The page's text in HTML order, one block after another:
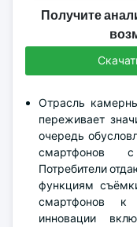
Получите
Отрасль
переживает
очередь
смартфонов
Потребители
функциям
смартфонов к
инновации